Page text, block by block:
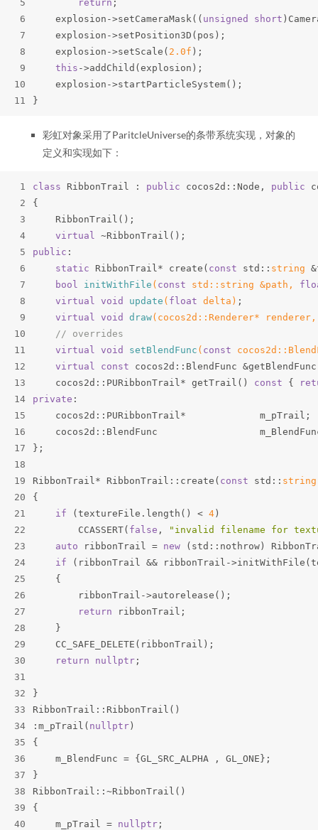
5
6
7
8
9
10
11
return ;
    explosion->setCameraMask((
unsigned short
    explosion->setPosition3D(pos);
    explosion->setScale(
2.0f );
this ->addChild(explosion);
    explosion->startParticleSystem();
}
彩虹对象采用了ParitcleUniverse的条带系统实现，对象的
定义和实现如下：
1
2
3
4
5
6
7
8
9
10
11
12
13
14
15
16
17
18
19
20
21
22
23
24
25
26
27
28
29
30
31
32
33
34
35
36
37
38
39
40
class RibbonTrail : public cocos2d::Node, public
{
    RibbonTrail();
virtual
~RibbonTrail();
public :
static RibbonTrail* create( const std:: string
bool
initWithFile ( const std :: string &path,
virtual
void update ( float delta) ;
virtual
void draw(cocos2d::Renderer*
// overrides
virtual
void setBlendFunc ( const
virtual
const cocos2d::BlendFunc
    cocos2d::PURibbonTrail* getTrail()
const {
private :
    cocos2d::PURibbonTrail*             m_pTrail;
cocos2d::BlendFunc
};
RibbonTrail* RibbonTrail::create( const std:: string
{
if (textureFile.length() < 4)
        CCASSERT(
false ,
"invalid filename for
auto ribbonTrail = new (std::nothrow)
if (ribbonTrail && ribbonTrail-
    {
        ribbonTrail->autorelease();
return ribbonTrail;
    }
    CC_SAFE_DELETE(ribbonTrail);
return
nullptr ;
}
RibbonTrail::RibbonTrail()
:m_pTrail( nullptr)
{
    m_BlendFunc = {GL_SRC_ALPHA , GL_ONE};
}
RibbonTrail::~RibbonTrail()
{
    m_pTrail =
nullptr ;